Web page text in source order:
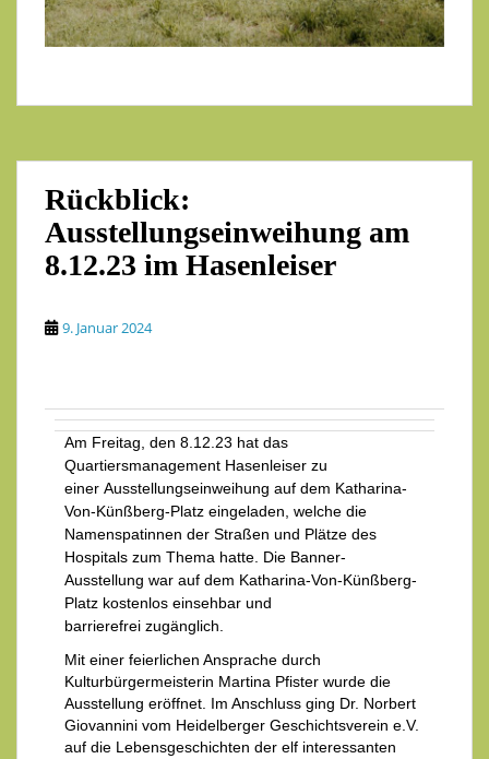
Rückblick:
Ausstellungseinweihung am
8.12.23 im Hasenleiser
9. Januar 2024
Am Freitag, den 8.12.23 hat das
Quartiersmanagement Hasenleiser zu
einer Ausstellungseinweihung auf dem Katharina-
Von-Künßberg-Platz eingeladen, welche die
Namenspatinnen der Straßen und Plätze des
Hospitals zum Thema hatte. Die Banner-
Ausstellung war auf dem Katharina-Von-Künßberg-
Platz kostenlos einsehbar und
barrierefrei zugänglich.
Mit einer feierlichen Ansprache durch
Kulturbürgermeisterin Martina Pfister wurde die
Ausstellung eröffnet. Im Anschluss ging Dr. Norbert
Giovannini vom Heidelberger Geschichtsverein e.V.
auf die Lebensgeschichten der elf interessanten